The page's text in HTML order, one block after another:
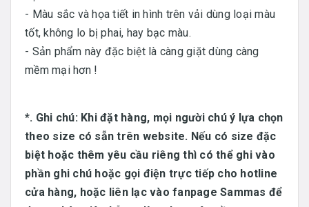
- Màu sắc và họa tiết in hình trên vải dùng loại màu
tốt, không lo bị phai, hay bạc màu.
- Sản phẩm này đặc biệt là càng giặt dùng càng
mềm mại hơn !
*. Ghi chú: Khi đặt hàng, mọi người chú ý lựa chọn
theo size có sẵn trên website. Nếu có size đặc
biệt hoặc thêm yêu cầu riêng thì có thể ghi vào
phần ghi chú hoặc gọi điện trực tiếp cho hotline
cửa hàng, hoặc liên lạc vào fanpage Sammas để